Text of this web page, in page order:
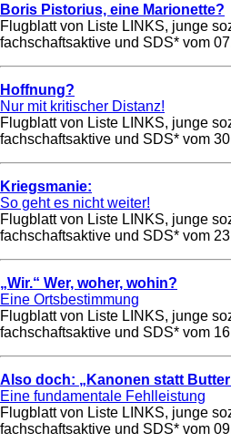
Boris Pistorius, eine Marionette?
Flugblatt von Liste LINKS, junge
fachschaftsaktive und SDS* vom
Hoffnung?
Nur mit kritischer Distanz!
Flugblatt von Liste LINKS, junge
fachschaftsaktive und SDS* vom
Kriegsmanie:
So geht es nicht weiter!
Flugblatt von Liste LINKS, junge
fachschaftsaktive und SDS* vom
„Wir.“ Wer, woher, wohin?
Eine Ortsbestimmung
Flugblatt von Liste LINKS, junge
fachschaftsaktive und SDS* vom
Also doch: „Kanonen statt
Eine fundamentale Fehlleistung
Flugblatt von Liste LINKS, junge
fachschaftsaktive und SDS* vom